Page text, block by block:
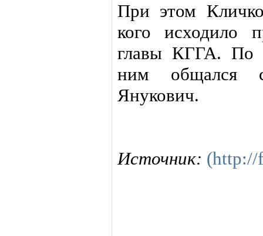
При этом
кого исходило
главы КГГА. По
ним общался
Янукович.
Источник: (http://